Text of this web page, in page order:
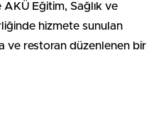
Eğitim, Sağlık ve
hizmete sunulan
ve restoran düzenlenen bir